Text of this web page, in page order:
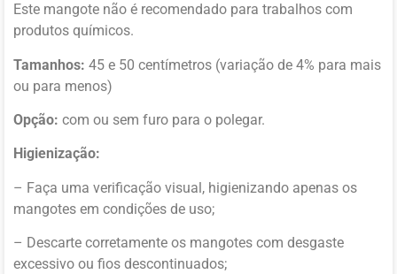
Este mangote não é recomendado para trabalhos com
produtos químicos.
Tamanhos: 45 e 50 centímetros (variação de 4% para mais
ou para menos)
Opção: com ou sem furo para o polegar.
Higienização:
– Faça uma verificação visual, higienizando apenas os
mangotes em condições de uso;
– Descarte corretamente os mangotes com desgaste
excessivo ou fios descontinuados;